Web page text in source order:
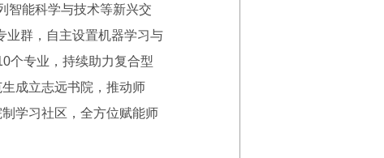
智能科学与技术等新兴交
业群，自主设置机器学习与
个专业，持续助力复合型
成立志远书院，推动师
学习社区，全方位赋能师